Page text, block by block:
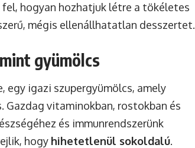
hogyan hozhatjuk létre a tökéletes
mégis ellenállhatatlan desszertet.
gyümölcs
egy igazi szupergyümölcs, amely
Gazdag vitaminokban, rostokban és
és immunrendszerünk
hogy hihetetlenül sokoldalú.